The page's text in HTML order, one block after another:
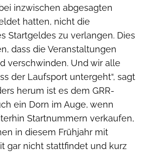
inzwischen abgesagten
hatten, nicht die
Startgeldes zu verlangen. Dies
dass die Veranstaltungen
verschwinden. Und wir alle
der Laufsport untergeht“, sagt
herum ist es dem GRR-
ein Dorn im Auge, wenn
Startnummern verkaufen,
in diesem Frühjahr mit
gar nicht stattfindet und kurz